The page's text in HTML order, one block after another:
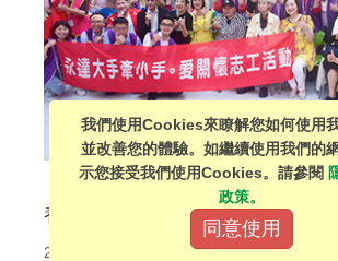
「大手牽小手。愛關懷」系列活
養護中心
2019.05.23
我們使用Cookies來瞭解您如何使用
並改善您的體驗。如繼續使用我們的
示您接受我們使用Cookies。請參閱
政策。
同意使用